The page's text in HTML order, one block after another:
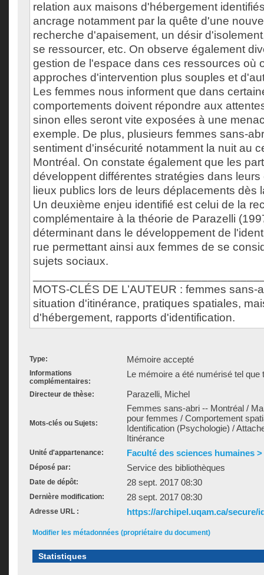
relation aux maisons d'hébergement
ancrage notamment par la quête d'une
recherche d'apaisement, un désir
se ressourcer, etc. On observe également
gestion de l'espace dans ces ressources où
approches d'intervention plus souples et
Les femmes nous informent que dans
comportements doivent répondre aux
sinon elles seront vite exposées à une
exemple. De plus, plusieurs femmes sans-
sentiment d'insécurité notamment la nuit au
Montréal. On constate également que les
développent différentes stratégies dans
lieux publics lors de leurs déplacements dès
Un deuxième enjeu identifié est celui de la
complémentaire à la théorie de Parazelli
déterminant dans le développement de
rue permettant ainsi aux femmes de se
sujets sociaux.
MOTS-CLÉS DE L’AUTEUR : femmes sans-
situation d'itinérance, pratiques spatiales,
d'hébergement, rapports d'identification.
Type: Mémoire accepté
Informations
complémentaires:
Le mémoire a été numérisé tel que
Directeur de thèse: Parazelli, Michel
Mots-clés ou Sujets:
Femmes sans-abri -- Montréal /
pour femmes / Comportement
Identification (Psychologie) /
Itinérance
Unité d'appartenance: Faculté des sciences humaines
Déposé par: Service des bibliothèques
Date de dépôt: 28 sept. 2017 08:30
Dernière modification: 28 sept. 2017 08:30
Adresse URL : https://archipel.uqam.ca/secure/
Modifier les métadonnées (propriétaire du document)
Statistiques